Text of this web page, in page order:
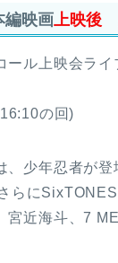
編映画 上映後
ール上映会ライ
の回)
、少年忍者が
らに
宮近海斗、7